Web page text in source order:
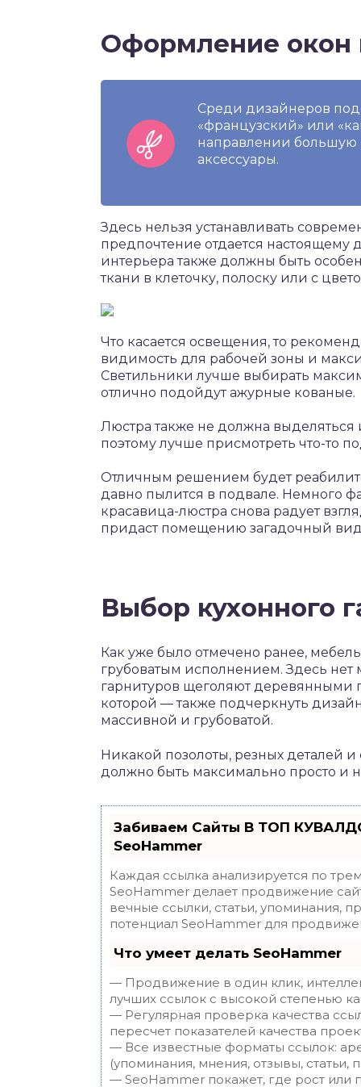
Оформление окон
Среди дизайнеров
«французский» или
направлении большую
аксессуары.
Здесь нельзя устанавливать
предпочтение отдается настоящему
интерьера также должны быть
ткани в клеточку, полоску или с
Что касается освещения, то
видимость для рабочей зоны и
Светильники лучше выбирать
отлично подойдут ажурные кованые.
Люстра также не должна
поэтому лучше присмотреть что-то
Отличным решением будет
давно пылится в подвале. Немного
красавица-люстра снова радует
придаст помещению загадочный
Выбор кухонного
Как уже было отмечено ранее,
грубоватым исполнением. Здесь нет
гарнитуров щеголяют деревянными
которой — также подчеркнуть
массивной и грубоватой.
Никакой позолоты, резных деталей
должно быть максимально просто и
Забиваем Сайты В ТОП
SeoHammer
Каждая ссылка анализируется по
SeoHammer делает продвижение
вечные ссылки, статьи, упоминания,
потенциал SeoHammer для
Что умеет делать SeoHammer
— Продвижение в один клик,
лучших ссылок с высокой степенью
— Регулярная проверка качества
пересчет показателей качества
— Все известные форматы ссылок:
(упоминания, мнения, отзывы, статьи,
— SeoHammer покажет, где рост или